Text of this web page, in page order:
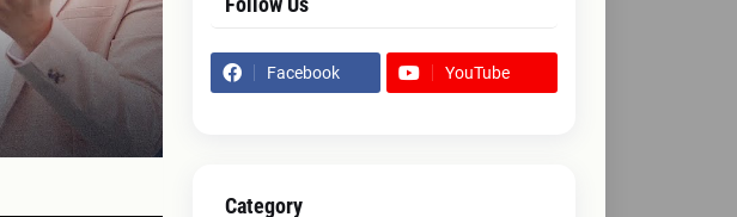
Facebook YouTube
Category